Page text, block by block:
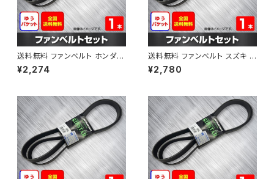
送料無料 ファンベルト ホンダ フ
ィット 型式GE6 H19.10～H25.
09 （国内トップメーカー） 1本 H
¥2,274
送料無料 ファンベルト スズキ ス
ペーシア 型式MK32S H25.03
～H30.02 （国内トップメーカ
¥2,780